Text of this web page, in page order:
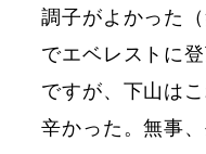
調子がよかった
でエベレストに
ですが、下山は
辛かった。無事